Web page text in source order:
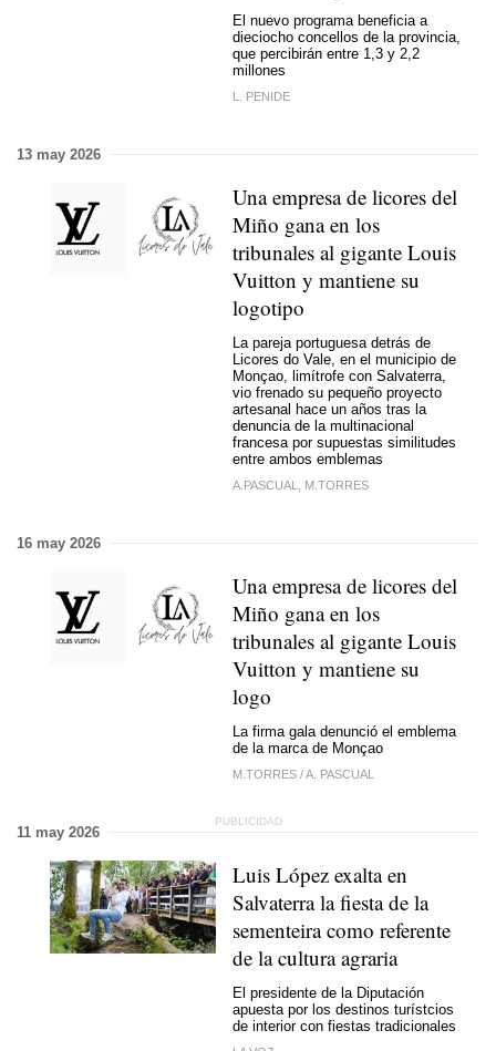
El nuevo programa beneficia a
dieciocho concellos de la provincia,
que percibirán entre 1,3 y 2,2
millones
L. PENIDE
13 may 2026
Una empresa de licores del
Miño gana en los
tribunales al gigante Louis
Vuitton y mantiene su
logotipo
La pareja portuguesa detrás de
Licores do Vale, en el municipio de
Monçao, limítrofe con Salvaterra,
vio frenado su pequeño proyecto
artesanal hace un años tras la
denuncia de la multinacional
francesa por supuestas similitudes
entre ambos emblemas
A.PASCUAL, M.TORRES
16 may 2026
Una empresa de licores del
Miño gana en los
tribunales al gigante Louis
Vuitton y mantiene su
logo
La firma gala denunció el emblema
de la marca de Monçao
M.TORRES /A. PASCUAL
11 may 2026
Luis López exalta en
Salvaterra la fiesta de la
sementeira como referente
de la cultura agraria
El presidente de la Diputación
apuesta por los destinos turístcios
de interior con fiestas tradicionales